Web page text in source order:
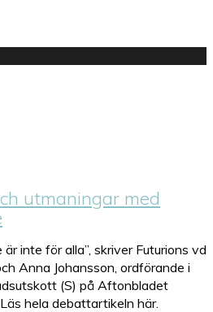
utmaningar med
inte för alla”, skriver Futurions vd
Anna Johansson, ordförande i
(S) på Aftonbladet
hela debattartikeln här.